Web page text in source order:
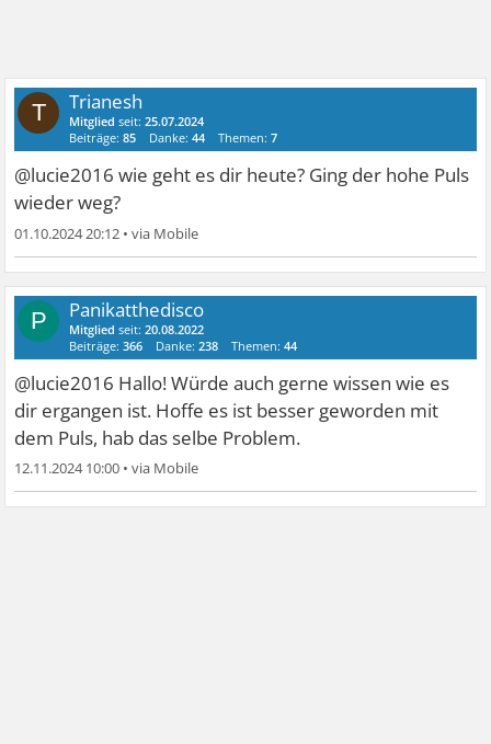
T Trianesh
Mitglied seit:25.07.2024
Beiträge:85 Danke:44 Themen:7
@lucie2016 wie geht es dir heute? Ging der hohe Puls
wieder weg?
01.10.2024 20:12 •
P Panikatthedisco
Mitglied seit:20.08.2022
Beiträge:366 Danke:238 Themen:44
@lucie2016 Hallo! Würde auch gerne wissen wie es
dir ergangen ist. Hoffe es ist besser geworden mit
dem Puls, hab das selbe Problem.
12.11.2024 10:00 •